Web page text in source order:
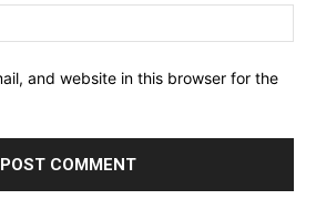
and website in this browser for the